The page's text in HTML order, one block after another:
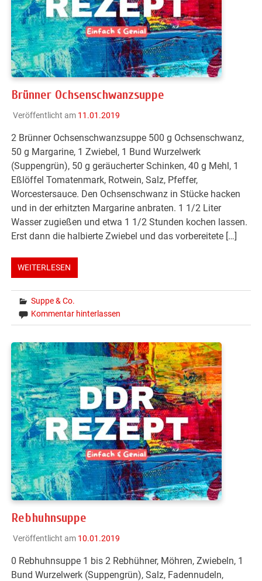
Brünner Ochsenschwanzsuppe
Veröffentlicht am 11.01.2019
2 Brünner Ochsenschwanzsuppe 500 g Ochsenschwanz,
50 g Margarine, 1 Zwiebel, 1 Bund Wurzelwerk
(Suppengrün), 50 g geräucherter Schinken, 40 g Mehl, 1
Eßlöffel Tomatenmark, Rotwein, Salz, Pfeffer,
Worcestersauce. Den Ochsenschwanz in Stücke hacken
und in der erhitzten Margarine anbraten. 1 1/2 Liter
Wasser zugießen und etwa 1 1/2 Stunden kochen lassen.
Erst dann die halbierte Zwiebel und das vorbereitete […]
WEITERLESEN
Suppe & Co.
Kommentar hinterlassen
Rebhuhnsuppe
Veröffentlicht am 10.01.2019
0 Rebhuhnsuppe 1 bis 2 Rebhühner, Möhren, Zwiebeln, 1
Bund Wurzelwerk (Suppengrün), Salz, Fadennudeln,